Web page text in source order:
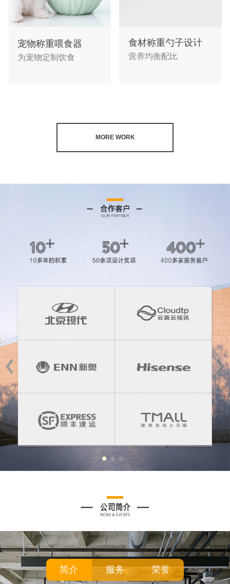
宠物称重喂食器
为宠物定制饮食
食材称重勺子设计
营养均衡配比
MORE WORK
简介 服务 荣誉